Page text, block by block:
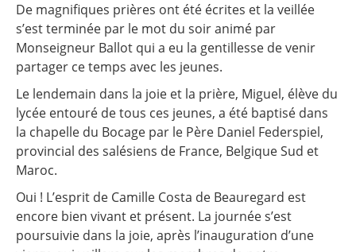
De magnifiques prières ont été écrites et la veillée
s’est terminée par le mot du soir animé par
Monseigneur Ballot qui a eu la gentillesse de venir
partager ce temps avec les jeunes.
Le lendemain dans la joie et la prière, Miguel, élève du
lycée entouré de tous ces jeunes, a été baptisé dans
la chapelle du Bocage par le Père Daniel Federspiel,
provincial des salésiens de France, Belgique Sud et
Maroc.
Oui ! L’esprit de Camille Costa de Beauregard est
encore bien vivant et présent. La journée s’est
poursuivie dans la joie, après l’inauguration d’une